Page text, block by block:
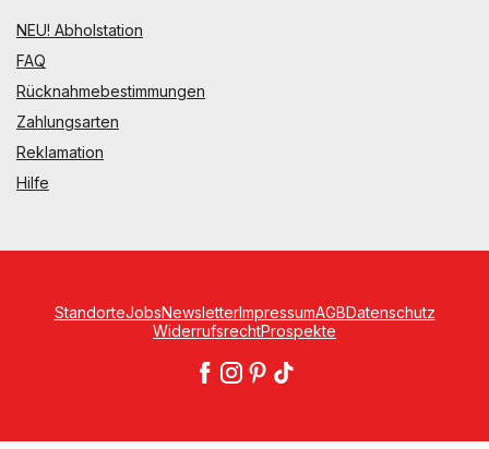
NEU! Abholstation
FAQ
Rücknahmebestimmungen
Zahlungsarten
Reklamation
Hilfe
StandorteJobsNewsletterImpressumAGBDatenschutz
WiderrufsrechtProspekte